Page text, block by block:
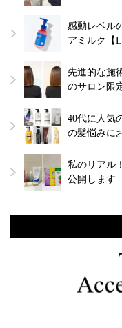
感動レベル
アミルク【
先進的な施
のサロン限
40代に人気
の髪悩みに
私のリアル
公開します